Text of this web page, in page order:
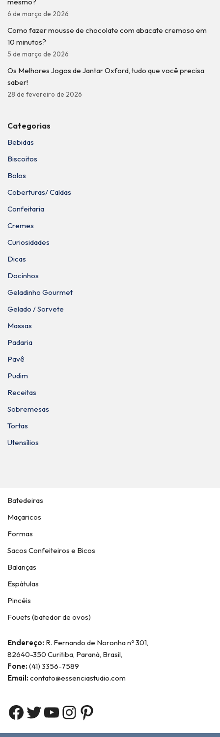
6 de março de 2026
Como fazer mousse de chocolate com abacate cremoso em
10 minutos?
5 de março de 2026
Os Melhores Jogos de Jantar Oxford, tudo que você precisa
saber!
28 de fevereiro de 2026
Categorias
Bebidas
Biscoitos
Bolos
Coberturas/ Caldas
Confeitaria
Cremes
Curiosidades
Dicas
Docinhos
Geladinho Gourmet
Gelado / Sorvete
Massas
Padaria
Pavê
Pudim
Receitas
Sobremesas
Tortas
Utensílios
Batedeiras
Maçaricos
Formas
Sacos Confeiteiros e Bicos
Balanças
Espátulas
Pincéis
Fouets (batedor de ovos)
Endereço: R. Fernando de Noronha nº 301,
82640-350 Curitiba, Paraná, Brasil,
Fone: (41) 3356-7589
Email: contato@essenciastudio.com